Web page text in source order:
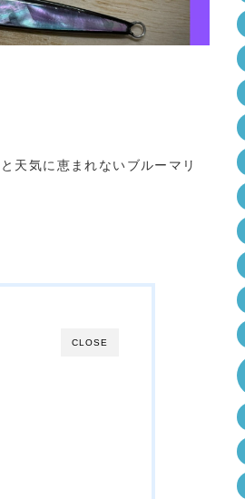
天気に恵まれないブルーマリ
CLOSE